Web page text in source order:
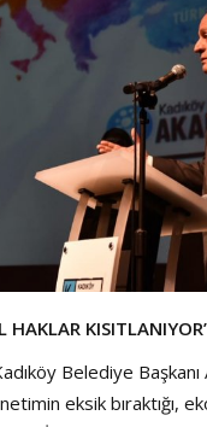
HAKLAR
Belediye
eksik bıraktığı,